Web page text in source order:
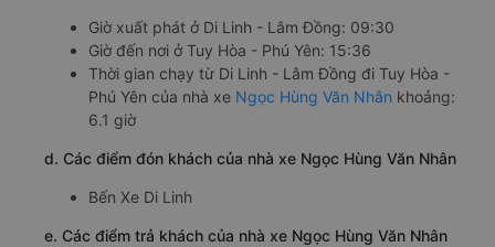
Giờ xuất phát ở Di Linh - Lâm Đồng: 09:30
Giờ đến nơi ở Tuy Hòa - Phú Yên: 15:36
Thời gian chạy từ Di Linh - Lâm Đồng đi Tuy Hòa -
Phú Yên của nhà xe Ngọc Hùng Văn Nhân khoảng:
6.1 giờ
d. Các điểm đón khách của nhà xe Ngọc Hùng Văn Nhân
Bến Xe Di Linh
e. Các điểm trả khách của nhà xe Ngọc Hùng Văn Nhân